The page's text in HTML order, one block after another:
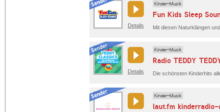
Details
Kinder-Musik
Fun Kids Sleep
Details
Kinder-Musik
Radio TEDDY
Die schönsten Kinderhits
Kinder-Musik
laut.fm kinderradio-